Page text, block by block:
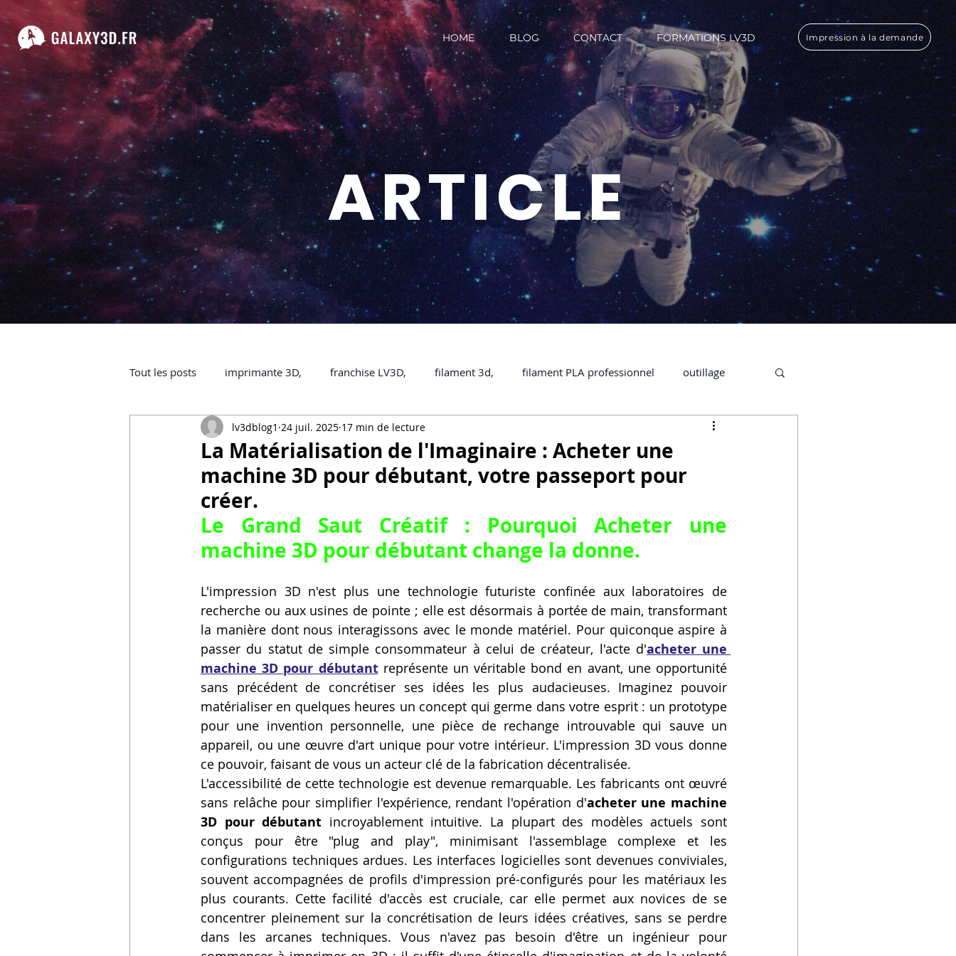
HOME BLOG CONTACT FORMATIONS LV3D Impression à la demande
ARTICLE
Tout les posts imprimante 3D, franchise LV3D, filament 3d, filament PLA professionnel outillage
impression 3D à la demande Accessoires imprimante 3D professionelle
ARTILLERY 3D Formation impression 3D SCANNER 3D impression 3D
certifiée QUALIOPI Refaire une piece en 3D Formation 3D en ligne. Formation 3D CPF
Creality Hi combo Artillery M1 Pro Filament PLA Service administratif en ligne Secrétaire en Ligne
Vidéos sur l'impression 3D, Artillery M1 pro Creality HI combo Filament PETG
Formation impresssion 3D formation CPF
La Matérialisation de l'Imaginaire : Acheter une
machine 3D pour débutant, votre passeport pour
créer.
lv3dblog1 24 juil. 2025 17 min de lecture
Le Grand Saut Créatif : Pourquoi Acheter une
machine 3D pour débutant change la donne.
L'impression 3D n'est plus une technologie futuriste confinée aux laboratoires de
recherche ou aux usines de pointe ; elle est désormais à portée de main, transformant
la manière dont nous interagissons avec le monde matériel. Pour quiconque aspire à
passer du statut de simple consommateur à celui de créateur, l'acte d'acheter une
machine 3D pour débutant représente un véritable bond en avant, une opportunité
sans précédent de concrétiser ses idées les plus audacieuses. Imaginez pouvoir
matérialiser en quelques heures un concept qui germe dans votre esprit : un prototype
pour une invention personnelle, une pièce de rechange introuvable qui sauve un
appareil, ou une œuvre d'art unique pour votre intérieur. L'impression 3D vous donne
ce pouvoir, faisant de vous un acteur clé de la fabrication décentralisée.
L'accessibilité de cette technologie est devenue remarquable. Les fabricants ont œuvré
sans relâche pour simplifier l'expérience, rendant l'opération d'acheter une machine
3D pour débutant incroyablement intuitive. La plupart des modèles actuels sont
conçus pour être "plug and play", minimisant l'assemblage complexe et les
configurations techniques ardues. Les interfaces logicielles sont devenues conviviales,
souvent accompagnées de profils d'impression pré-configurés pour les matériaux les
plus courants. Cette facilité d'accès est cruciale, car elle permet aux novices de se
concentrer pleinement sur la concrétisation de leurs idées créatives, sans se perdre
dans les arcanes techniques. Vous n'avez pas besoin d'être un ingénieur pour